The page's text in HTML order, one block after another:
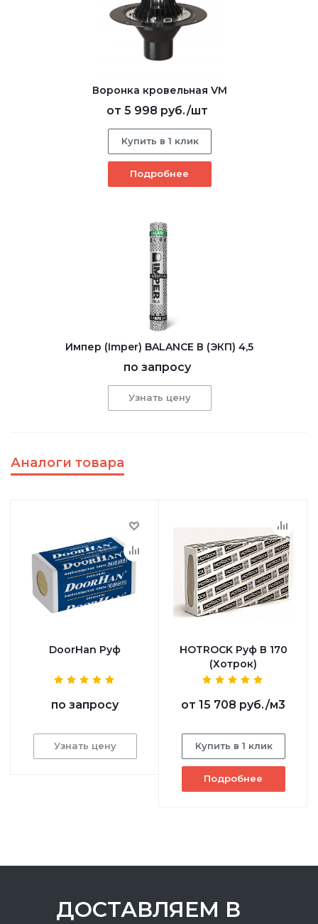
Воронка кровельная VM
от 5 998 руб./шт
Купить в 1 клик
Подробнее
Импер (Imper) BALANCE В (ЭКП) 4,5
по запросу
Узнать цену
Аналоги товара
DoorHan Руф
по запросу
Узнать цену
HOTROCK Руф В 170
(Хотрок)
от 15 708 руб./м3
Купить в 1 клик
Подробнее
ДОСТАВЛЯЕМ В